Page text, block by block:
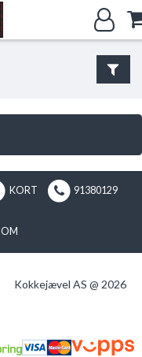
KORT 91380129
Kokkejævel AS @ 2026